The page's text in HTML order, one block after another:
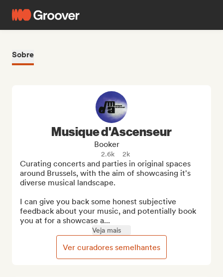
Sobre
Musique d'Ascenseur
Booker
2.6k 2k
Curating concerts and parties in original spaces
around Brussels, with the aim of showcasing it's
diverse musical landscape.
I can give you back some honest subjective
feedback about your music, and potentially book
you at for a showcase a...
Veja mais
Ver curadores semelhantes